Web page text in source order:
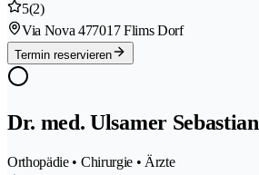
5(2)
Via Nova 477017 Flims Dorf
Termin reservieren
Dr. med. Ulsamer Sebastian
Orthopädie • Chirurgie • Ärzte